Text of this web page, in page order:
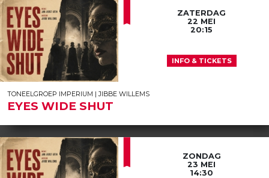
TONEELGROEP IMPERIUM | JIBBE WILLEMS
EYES WIDE SHUT
ZATERDAG
22 MEI
20:15
INFO & TICKETS
ZONDAG
23 MEI
14:30